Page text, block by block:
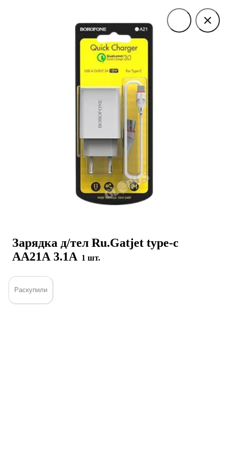
Зарядка д/тел Ru.Gatjet type-c
АА21А 3.1А 1 шт.
Раскупили